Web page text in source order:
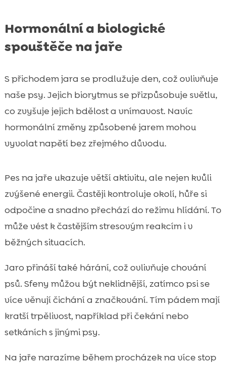
Hormonální a biologické
spouštěče na jaře
S přichodem jara se prodlužuje den, což ovlivňuje
naše psy. Jejich biorytmus se přizpůsobuje světlu,
co zvyšuje jejich bdělost a vnímavost. Navíc
hormonální změny způsobené jarem mohou
vyvolat napětí bez zřejmého důvodu.
Pes na jaře ukazuje větší aktivitu, ale nejen kvůli
zvýšené energii. Častěji kontroluje okolí, hůře si
odpočine a snadno přechází do režimu hlídání. To
může vést k častějším stresovým reakcím i v
běžných situacích.
Jaro přináší také hárání, což ovlivňuje chování
psů. Sfeny můžou být neklidnější, zatímco psi se
více věnují čichání a značkování. Tím pádem mají
kratší trpělivost, například při čekání nebo
setkáních s jinými psy.
Na jaře narazíme během procházek na více stop